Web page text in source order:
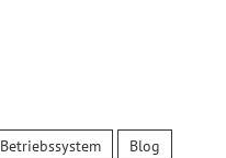
Betriebssystem
Blog